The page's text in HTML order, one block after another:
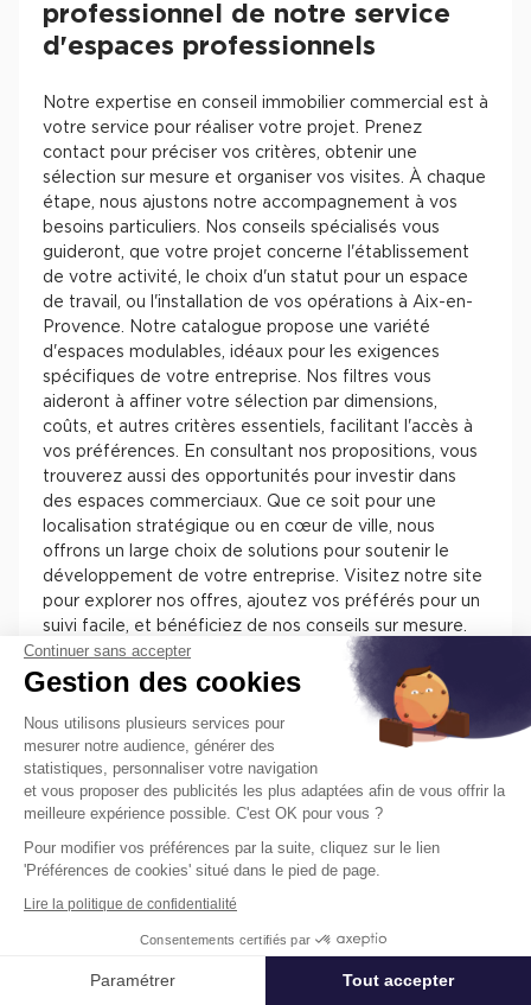
Affiner ma recherche
professionnel de notre service
d'espaces professionnels
Notre expertise en conseil immobilier commercial est à
votre service pour réaliser votre projet. Prenez
contact pour préciser vos critères, obtenir une
sélection sur mesure et organiser vos visites. À chaque
étape, nous ajustons notre accompagnement à vos
besoins particuliers. Nos conseils spécialisés vous
guideront, que votre projet concerne l'établissement
de votre activité, le choix d'un statut pour un espace
de travail, ou l'installation de vos opérations à Aix-en-
Provence. Notre catalogue propose une variété
d'espaces modulables, idéaux pour les exigences
spécifiques de votre entreprise. Nos filtres vous
aideront à affiner votre sélection par dimensions,
coûts, et autres critères essentiels, facilitant l'accès à
vos préférences. En consultant nos propositions, vous
trouverez aussi des opportunités pour investir dans
des espaces commerciaux. Que ce soit pour une
localisation stratégique ou en cœur de ville, nous
offrons un large choix de solutions pour soutenir le
développement de votre entreprise. Visitez notre site
pour explorer nos offres, ajoutez vos préférés pour un
suivi facile, et bénéficiez de nos conseils sur mesure.
Chez Cushman & Wakefield, nous nous engageons à
vous assister dans la sélection de l'espace parfait pour
Trouvez facilement nos annonces de
locaux à louer ou à vendre en France
pour installer votre entreprise.
Les différentes offres de locaux en France présentent
trouverez des informations concernant l’actif, des
Continuer sans accepter
Gestion des cookies
Nous utilisons plusieurs services pour
mesurer notre audience, générer des
statistiques, personnaliser votre navigation
et vous proposer des publicités les plus adaptées afin de vous offrir la
meilleure expérience possible. C'est OK pour vous ?
Pour modifier vos préférences par la suite, cliquez sur le lien
'Préférences de cookies' situé dans le pied de page.
Lire la politique de confidentialité
Consentements certifiés par
Paramétrer Tout accepter